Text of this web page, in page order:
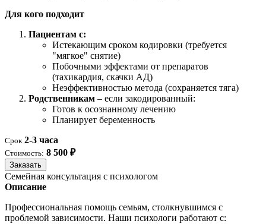
Для кого подходит
Пациентам с:
Истекающим сроком кодировки (требуется
"мягкое" снятие)
Побочными эффектами от препаратов
(тахикардия, скачки АД)
Неэффективностью метода (сохраняется тяга)
Родственникам – если закодированный:
Готов к осознанному лечению
Планирует беременность
Срок 2-3 часа
Стоимость: 8 500 ₽
Заказать
Семейная консультация с психологом
Описание
Профессиональная помощь семьям, столкнувшимся с
проблемой зависимости. Наши психологи работают с: